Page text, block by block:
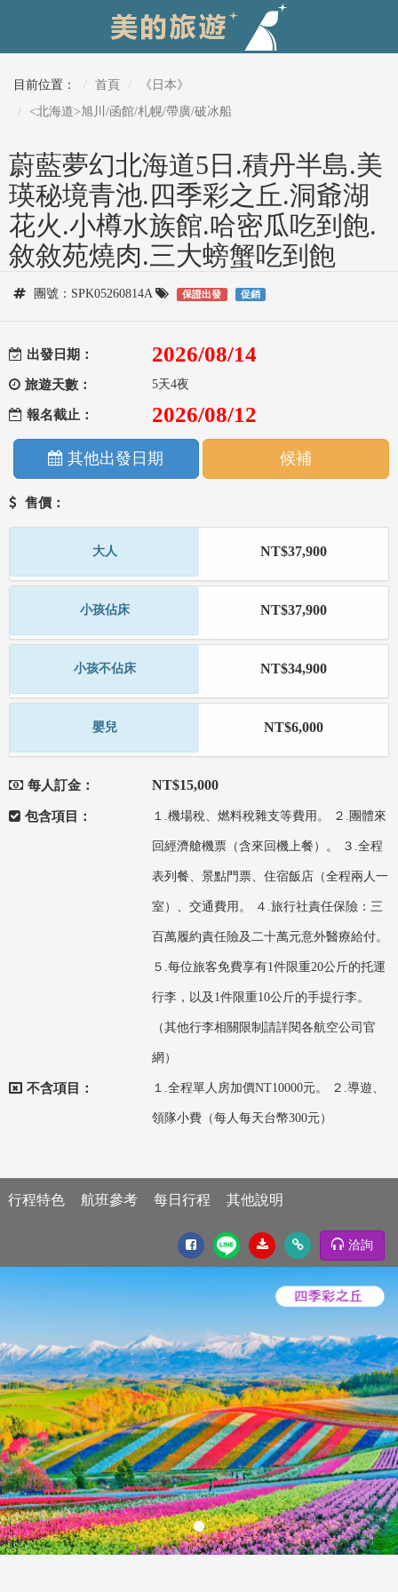
目前位置： 首頁
《日本》
<北海道>旭川/函館/札幌/帶廣/破冰船
蔚藍夢幻北海道5日.積丹半島.美
瑛秘境青池.四季彩之丘.洞爺湖
花火.小樽水族館.哈密瓜吃到飽.
敘敘苑燒肉.三大螃蟹吃到飽
團號：SPK05260814A 保證出發 促銷
出發日期： 2026/08/14
旅遊天數： 5天4夜
報名截止： 2026/08/12
其他出發日期 候補
售價：
大人 NT$37,900
小孩佔床 NT$37,900
小孩不佔床 NT$34,900
嬰兒 NT$6,000
每人訂金： NT$15,000
包含項目： １.機場稅、燃料稅雜支等費用。 ２.團體來
回經濟艙機票（含來回機上餐）。 ３.全程
表列餐、景點門票、住宿飯店（全程兩人一
室）、交通費用。 ４.旅行社責任保險：三
百萬履約責任險及二十萬元意外醫療給付。
５.每位旅客免費享有1件限重20公斤的托運
行李，以及1件限重10公斤的手提行李。
（其他行李相關限制請詳閱各航空公司官
網）
不含項目： １.全程單人房加價NT10000元。 ２.導遊、
領隊小費（每人每天台幣300元）
行程特色 航班參考 每日行程 其他說明
洽詢